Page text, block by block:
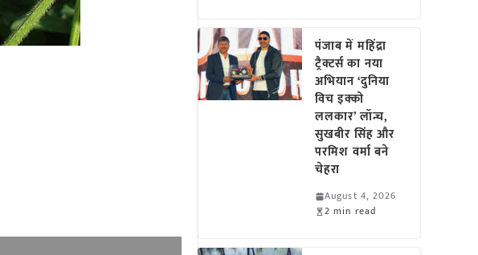
पंजाब में महिंद्रा
ट्रैक्टर्स का नया
अभियान ‘दुनिया
विच इक्को
ललकार’ लॉन्च,
सुखबीर सिंह और
परमिश वर्मा बने
चेहरा
August 4, 2026
2 min read